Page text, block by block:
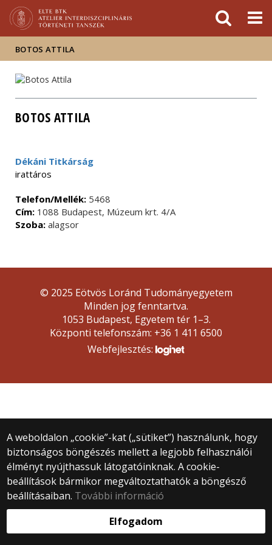
Hírek
Események
ELTE a
sajtóban
BOTOS ATTILA
BOTOS ATTILA
Dékáni Titkárság
irattáros
Telefon/Mellék: 5468
Cím: 1088 Budapest, Múzeum krt. 4/A
Szoba: alagsor
A weboldalon „cookie”-kat („sütiket”) használunk, hogy
biztonságos böngészés mellett a legjobb felhasználói
élményt nyújthassuk látogatóinknak. A cookie-
beállítások bármikor megváltoztathatók a böngésző
beállításaiban. További információ
Elfogadom
© 2025 Eötvös Loránd Tudományegyetem
Minden jog fenntartva.
1053 Budapest, Egyetem tér 1–3.
Központi telefonszám: +36 1 411 6500
Webfejlesztés: